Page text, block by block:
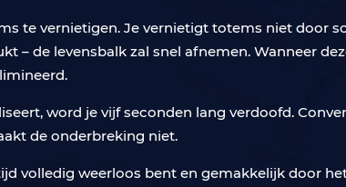
te vernietigen. Je vernietigt totems niet door
– de levensbalk zal snel afnemen. Wanneer
word je vijf seconden lang verdoofd.
de onderbreking niet.
volledig weerloos bent en gemakkelijk door